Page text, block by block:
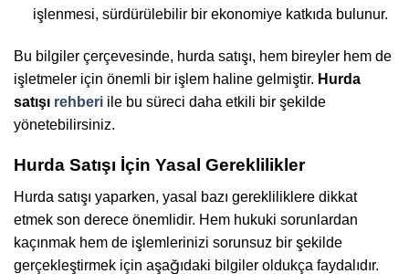
işlenmesi, sürdürülebilir bir ekonomiye katkıda bulunur.
Bu bilgiler çerçevesinde, hurda satışı, hem bireyler hem de
işletmeler için önemli bir işlem haline gelmiştir. Hurda
satışı rehberi ile bu süreci daha etkili bir şekilde
yönetebilirsiniz.
Hurda Satışı İçin Yasal Gereklilikler
Hurda satışı yaparken, yasal bazı gerekliliklere dikkat
etmek son derece önemlidir. Hem hukuki sorunlardan
kaçınmak hem de işlemlerinizi sorunsuz bir şekilde
gerçekleştirmek için aşağıdaki bilgiler oldukça faydalıdır.